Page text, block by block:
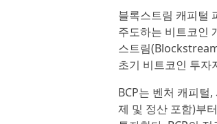
블록스트림 캐피털
주도하는 비트코인
스트림
초기 비트코인 투자
BCP는 벤처 캐피털
제 및 정산 포함)부